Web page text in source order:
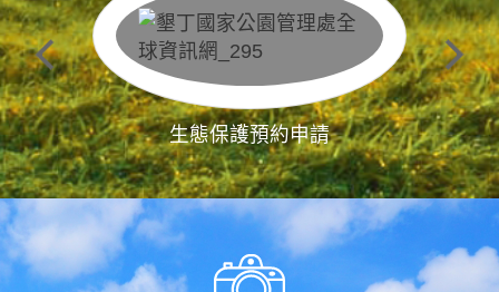
生態保護預約申請